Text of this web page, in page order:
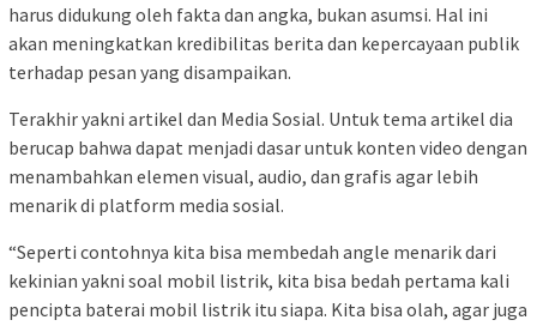
harus didukung oleh fakta dan angka, bukan asumsi. Hal ini
akan meningkatkan kredibilitas berita dan kepercayaan publik
terhadap pesan yang disampaikan.
Terakhir yakni artikel dan Media Sosial. Untuk tema artikel dia
berucap bahwa dapat menjadi dasar untuk konten video dengan
menambahkan elemen visual, audio, dan grafis agar lebih
menarik di platform media sosial.
“Seperti contohnya kita bisa membedah angle menarik dari
kekinian yakni soal mobil listrik, kita bisa bedah pertama kali
pencipta baterai mobil listrik itu siapa. Kita bisa olah, agar juga